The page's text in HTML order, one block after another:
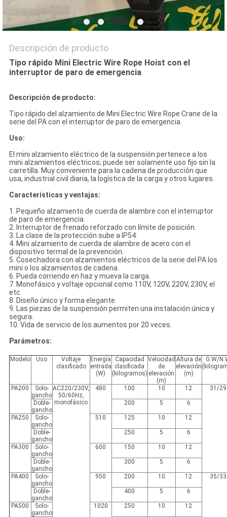
Descripción de producto
Tipo rápido Mini Electric Wire Rope Hoist con el
interruptor de paro de emergencia
Descripción de producto:
Tipo rápido del alzamiento de Mini Electric Wire Rope Crane de la
serie del PA con el interruptor de paro de emergencia
Uso:
El mini alzamiento eléctrico de la suspensión pertenece a los
mini alzamientos eléctricos; puede ser solamente uso fijo sin la
carretilla. Muy conveniente para la cadena de producción que
usa, industrial civil diaria, la logística de la carga y otros lugares.
Características y ventajas:
1. Pequeño alzamiento de cuerda de alambre con el interruptor
de paro de emergencia.
2. Interruptor de frenado reforzado con límite de posición.
3. La clase de la protección sube a IP54.
4. Mini alzamiento de cuerda de alambre de acero con el
dispositivo termal de la prevención.
5. Cosechadora con alzamientos eléctricos de la serie del PA los
mini o los alzamientos de cadena.
6. Pueda corriendo en haz y mueva la carga.
7. Monofásico y voltaje opcional como 110V, 120V, 220V, 230V, el
etc.
8. Diseño único y forma elegante.
9. Las piezas de la suspensión permiten una instalación única y
segura.
10. Vida de servicio de los aumentos por 20 veces.
Parámetros:
Modelo Uso
Voltaje
clasificado
Energía
entrada
(W)
Capacidad
clasificada
(kilogramos)
Velocidad
de
elevación
(m)
Altura de
elevación
(m)
G.W/
PA200
Solo-
gancho
AC220/230V,
50/60Hz,
monofásico
480 100 10 12 31/29
Doble-
gancho
200 5 6
PA250
Solo-
gancho
510 125 10 12
Doble-
gancho
250 5 6
PA300
Solo-
gancho
600 150 10 12
Doble-
gancho
300 5 6
PA400
Solo-
gancho
950 200 10 12 35/33
Doble-
gancho
400 5 6
PA500
Solo-
gancho
1020 250 10 12